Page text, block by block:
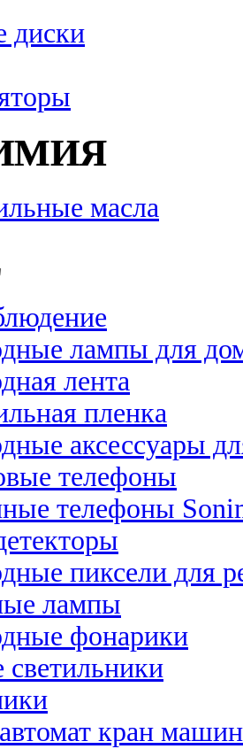
диски
масла
лампы для
лента
пленка
аксессуары
телефоны
телефоны
пиксели для
лампы
фонарики
светильники
кран